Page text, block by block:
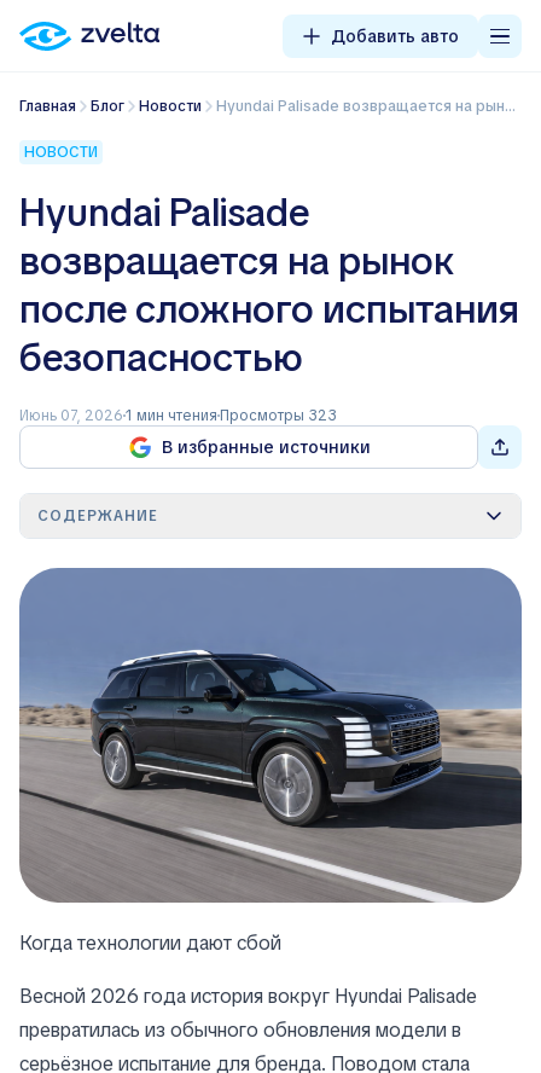
Добавить авто
Главная Блог Новости Hyundai Palisade возвращается на рынок после сложного испытания безопасностью
НОВОСТИ
Hyundai Palisade
возвращается на рынок
после сложного испытания
безопасностью
Июнь 07, 20261 мин чтения Просмотры 323
В избранные источники
СОДЕРЖАНИЕ
Когда технологии дают сбой
Весной 2026 года история вокруг Hyundai Palisade
превратилась из обычного обновления модели в
серьёзное испытание для бренда. Поводом стала